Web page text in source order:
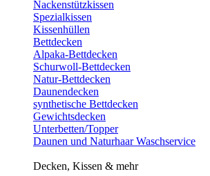
Nackenstützkissen
Spezialkissen
Kissenhüllen
Bettdecken
Alpaka-Bettdecken
Schurwoll-Bettdecken
Natur-Bettdecken
Daunendecken
synthetische Bettdecken
Gewichtsdecken
Unterbetten/Topper
Daunen und Naturhaar Waschservice
Decken, Kissen & mehr